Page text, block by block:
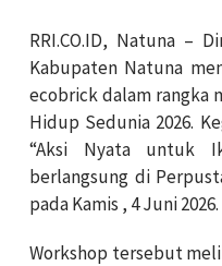
RRI.CO.ID, Natuna –
Kabupaten Natuna
ecobrick dalam rangka
Hidup Sedunia 2026.
“Aksi Nyata untuk
berlangsung di
pada Kamis , 4 Juni 2026.
Workshop tersebut